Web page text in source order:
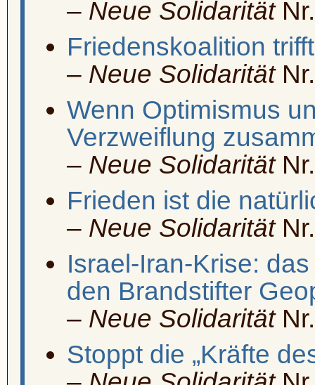
– Neue Solidarität
Friedenskoalition
– Neue Solidarität
Wenn Optimismus
Verzweiflung
– Neue Solidarität
Frieden ist die
– Neue Solidarität
Israel-Iran-Krise:
den Brandstifter
– Neue Solidarität
Stoppt die „Kräfte